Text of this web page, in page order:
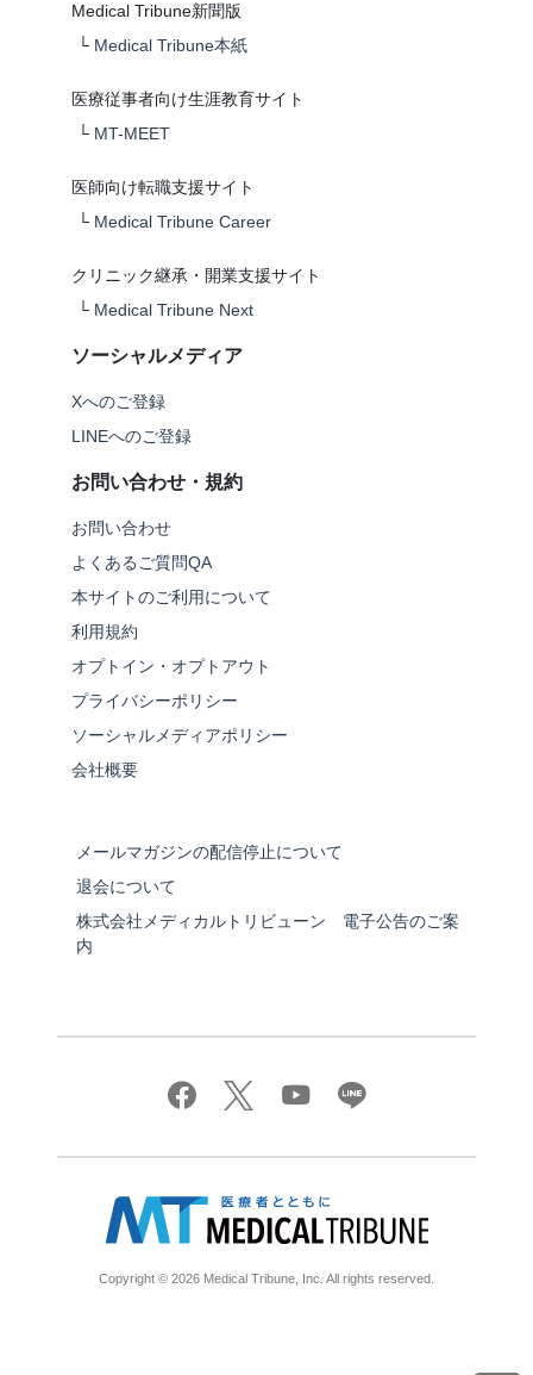
Medical Tribune新聞版
└ Medical Tribune本紙
医療従事者向け生涯教育サイト
└ MT-MEET
医師向け転職支援サイト
└ Medical Tribune Career
クリニック継承・開業支援サイト
└ Medical Tribune Next
ソーシャルメディア
Xへのご登録
LINEへのご登録
お問い合わせ・規約
お問い合わせ
よくあるご質問QA
本サイトのご利用について
利用規約
オプトイン・オプトアウト
プライバシーポリシー
ソーシャルメディアポリシー
会社概要
メールマガジンの配信停止について
退会について
株式会社メディカルトリビューン 電子公告のご案
内
Copyright © 2026 Medical Tribune, Inc. All rights reserved.